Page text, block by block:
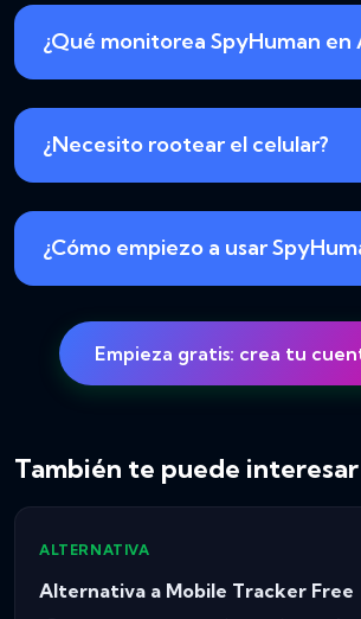
¿Qué monitorea SpyHuman en
¿Necesito rootear el celular?
¿Cómo empiezo a usar
Empieza gratis: crea tu
También te puede interesar
ALTERNATIVA
Alternativa a Mobile Tracker Free